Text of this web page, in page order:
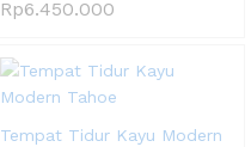
Rp6.450.000
Tempat Tidur Kayu Modern